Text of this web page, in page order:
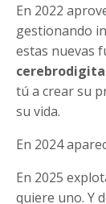
En 2022
gestionando
estas nuevas
tú a crear su
su vida.
En 2024
En 2025
quiere uno. Y